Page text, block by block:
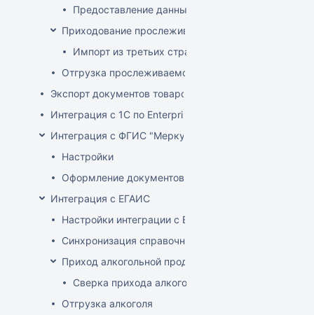
Предоставление данных о произведенных
Приходование прослеживаемого товара
Импорт из третьих стран (не ЕАЭС)
Отгрузка прослеживаемого товара
Экспорт документов товародвижения
Интеграция с 1С по EnterpriseData
Интеграция с ФГИС "Меркурий"
Настройки
Оформление документов с ВСД
Интеграция с ЕГАИС
Настройки интеграции с ЕГАИС
Синхронизация справочников
Приход алкогольной продукции
Сверка прихода алкоголя на ТСД
Отгрузка алкоголя